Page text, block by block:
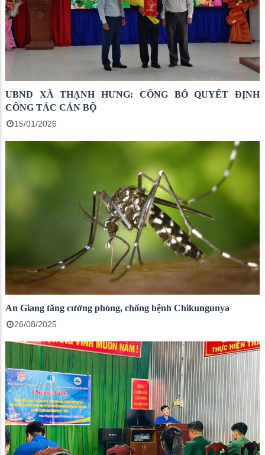
UBND XÃ THẠNH HƯNG: CÔNG BỐ QUYẾT ĐỊNH
CÔNG TÁC CÁN BỘ
15/01/2026
An Giang tăng cường phòng, chống bệnh Chikungunya
26/08/2025